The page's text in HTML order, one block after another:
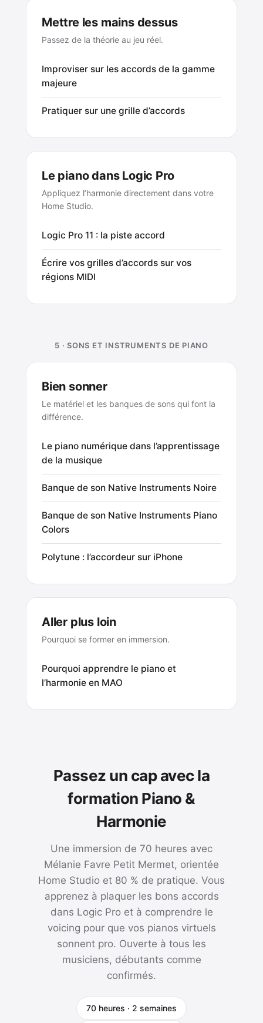
Mettre les mains dessus
Passez de la théorie au jeu réel.
Improviser sur les accords de la gamme
majeure
Pratiquer sur une grille d’accords
Le piano dans Logic Pro
Appliquez l’harmonie directement dans votre
Home Studio.
Logic Pro 11 : la piste accord
Écrire vos grilles d’accords sur vos
régions MIDI
5 · SONS ET INSTRUMENTS DE PIANO
Bien sonner
Le matériel et les banques de sons qui font la
différence.
Le piano numérique dans l’apprentissage
de la musique
Banque de son Native Instruments Noire
Banque de son Native Instruments Piano
Colors
Polytune : l’accordeur sur iPhone
Aller plus loin
Pourquoi se former en immersion.
Pourquoi apprendre le piano et
l’harmonie en MAO
Passez un cap avec la
formation Piano &
Harmonie
Une immersion de 70 heures avec
Mélanie Favre Petit Mermet, orientée
Home Studio et 80 % de pratique. Vous
apprenez à plaquer les bons accords
dans Logic Pro et à comprendre le
voicing pour que vos pianos virtuels
sonnent pro. Ouverte à tous les
musiciens, débutants comme
confirmés.
70 heures · 2 semaines